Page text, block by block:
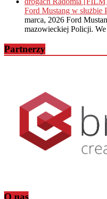
Ford Mustang w
marca, 2026 Ford
mazowieckiej Policji.
Partnerzy
O nas